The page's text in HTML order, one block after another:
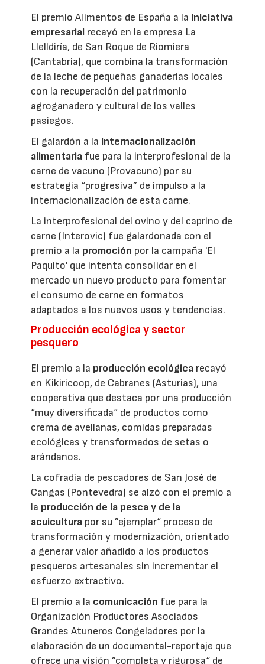
El premio Alimentos de España a la iniciativa
empresarial recayó en la empresa La
Llelldiría, de San Roque de Riomiera
(Cantabria), que combina la transformación
de la leche de pequeñas ganaderías locales
con la recuperación del patrimonio
agroganadero y cultural de los valles
pasiegos.
El galardón a la internacionalización
alimentaria fue para la interprofesional de la
carne de vacuno (Provacuno) por su
estrategia “progresiva” de impulso a la
internacionalización de esta carne.
La interprofesional del ovino y del caprino de
carne (Interovic) fue galardonada con el
premio a la promoción por la campaña 'El
Paquito' que intenta consolidar en el
mercado un nuevo producto para fomentar
el consumo de carne en formatos
adaptados a los nuevos usos y tendencias.
Producción ecológica y sector
pesquero
El premio a la producción ecológica recayó
en Kikiricoop, de Cabranes (Asturias), una
cooperativa que destaca por una producción
“muy diversificada“ de productos como
crema de avellanas, comidas preparadas
ecológicas y transformados de setas o
arándanos.
La cofradía de pescadores de San José de
Cangas (Pontevedra) se alzó con el premio a
la producción de la pesca y de la
acuicultura por su ”ejemplar“ proceso de
transformación y modernización, orientado
a generar valor añadido a los productos
pesqueros artesanales sin incrementar el
esfuerzo extractivo.
El premio a la comunicación fue para la
Organización Productores Asociados
Grandes Atuneros Congeladores por la
elaboración de un documental-reportaje que
ofrece una visión ”completa y rigurosa“ de